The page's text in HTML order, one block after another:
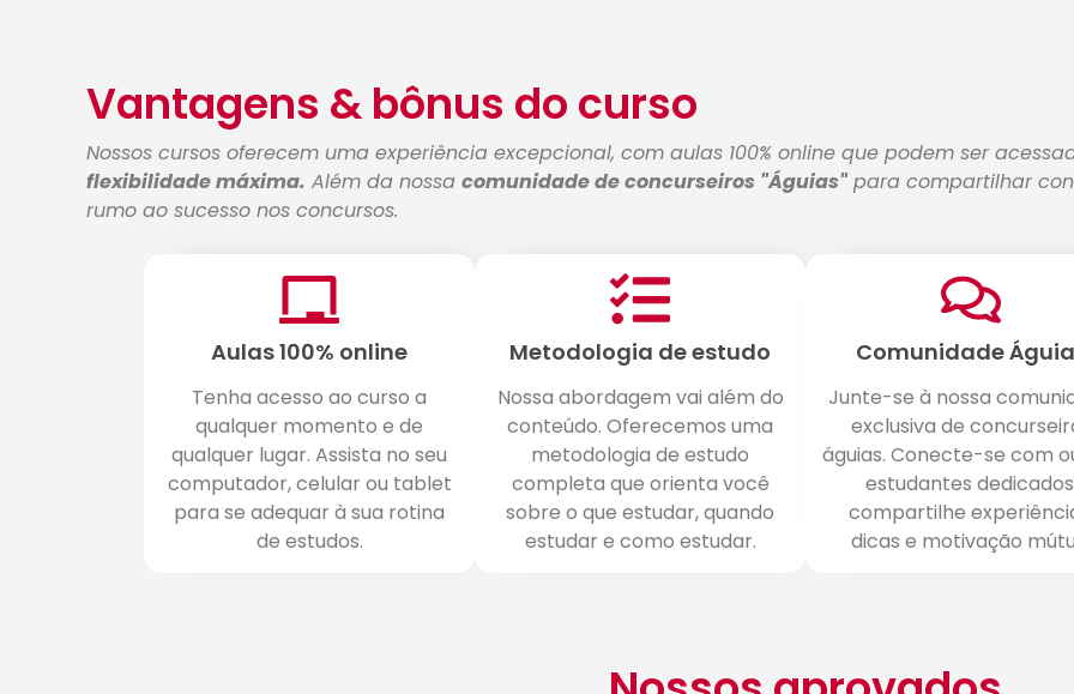
Vantagens & bônus do curso
Nossos cursos oferecem uma experiência excepcional, com aulas 100% online que podem ser
flexibilidade máxima. Além da nossa comunidade de concurseiros "Águias"para compartilhar
rumo ao sucesso nos concursos.
Aulas 100% online
Tenha acesso ao curso a
qualquer momento e de
qualquer lugar. Assista no seu
computador, celular ou tablet
para se adequar à sua rotina
de estudos.
Metodologia de estudo
Nossa abordagem vai além do
conteúdo. Oferecemos uma
metodologia de estudo
completa que orienta você
sobre o que estudar, quando
estudar e como estudar.
Comunidade
Junte-se à nossa
exclusiva de
águias. Conecte-se com
estudantes
compartilhe
dicas e motivação